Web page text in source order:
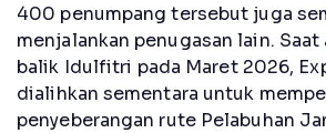
400 penumpang tersebut juga
menjalankan penugasan lain.
balik Idulfitri pada Maret 2026,
dialihkan sementara untuk
penyeberangan rute Pelabuhan